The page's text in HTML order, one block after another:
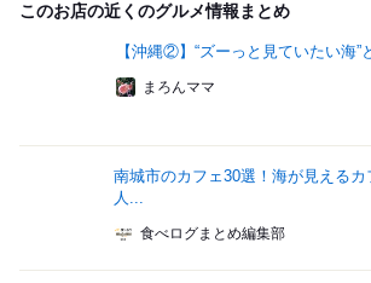
このお店の近くのグルメ情報まとめ
【沖縄②】“ズーっと見ていたい海”
まろんママ
南城市のカフェ30選！海が見える
人...
食べログまとめ編集部